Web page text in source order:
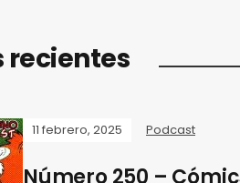
recientes
11 febrero, 2025 Podcast
Número 250 –